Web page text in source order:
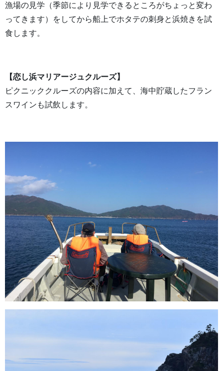
漁場の見学（季節により見学できるところがちょっと変わ
ってきます）をしてから船上でホタテの刺身と浜焼きを試
食します。
【恋し浜マリアージュクルーズ】
ピクニッククルーズの内容に加えて、海中貯蔵したフラン
スワインも試飲します。